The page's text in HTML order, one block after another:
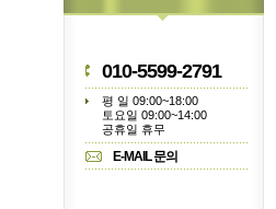
010-5599-2791
평 일 09:00~18:00
토요일 09:00~14:00
공휴일 휴무
E-MAIL 문의